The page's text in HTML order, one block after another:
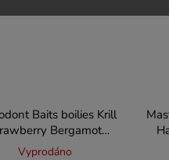
Baits boilies Krill
Bergamot
Edition 36mm
Vyprodáno